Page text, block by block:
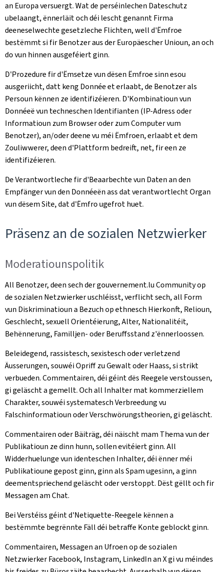
an Europa versuergt. Wat de perséinlechen Dateschutz
ubelaangt, ënnerläit och déi lescht genannt Firma
deeneselwechte gesetzleche Flichten, well d'Ëmfroe
bestëmmt si fir Benotzer aus der Europäescher Unioun, an och
do vun hinnen ausgeféiert ginn.
D'Prozedure fir d'Ëmsetze vun dësen Ëmfroe sinn esou
ausgeriicht, datt keng Donnée et erlaabt, de Benotzer als
Persoun kënnen ze identifizéieren. D'Kombinatioun vun
Donnéeë vun techneschen Identifianten (IP-Adress oder
Informatioun zum Browser oder zum Computer vum
Benotzer), an/oder deene vu méi Ëmfroen, erlaabt et dem
Zouliwwerer, deen d'Plattform bedreift, net, fir een ze
identifizéieren.
De Verantwortleche fir d'Beaarbechte vun Daten an den
Empfänger vun den Donnéeën ass dat verantwortlecht Organ
vun dësem Site, dat d'Ëmfro ugefrot huet.
Präsenz an de sozialen Netzwierker
Moderatiounspolitik
All Benotzer, deen sech der gouvernement.lu Community op
de sozialen Netzwierker uschléisst, verflicht sech, all Form
vun Diskriminatioun a Bezuch op ethnesch Hierkonft, Relioun,
Geschlecht, sexuell Orientéierung, Alter, Nationalitéit,
Behënnerung, Familljen- oder Beruffsstand z'ënnerloossen.
Beleidegend, rassistesch, sexistesch oder verletzend
Äusserungen, souwéi Opriff zu Gewalt oder Haass, si strikt
verbueden. Commentairen, déi géint dës Reegele verstoussen,
gi geläscht a gemellt. Och all Inhalter mat kommerziellem
Charakter, souwéi systematesch Verbreedung vu
Falschinformatioun oder Verschwörungstheorien, gi geläscht.
Commentairen oder Bäiträg, déi näischt mam Thema vun der
Publikatioun ze dinn hunn, sollen evitéiert ginn. All
Widderhuelunge vun identeschen Inhalter, déi ënner méi
Publikatioune gepost ginn, ginn als Spam ugesinn, a ginn
deementspriechend geläscht oder verstoppt. Dëst gëllt och fir
Messagen am Chat.
Bei Verstéiss géint d'Netiquette-Reegele kënnen a
bestëmmte begrënnte Fäll déi betraffe Konte geblockt ginn.
Commentairen, Messagen an Ufroen op de sozialen
Netzwierker Facebook, Instagram, LinkedIn an X gi vu méindes